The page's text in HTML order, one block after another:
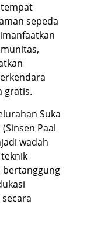
tempat
sepeda
gratis.
Suka
Paal
wadah
bertanggung